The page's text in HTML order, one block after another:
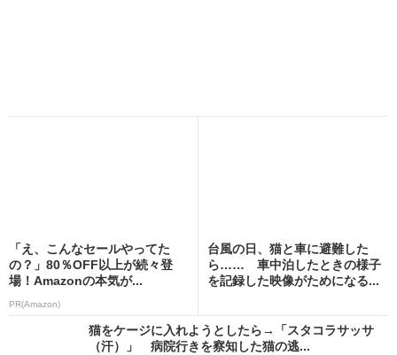
「え、こんなセールやってた
の？」80％OFF以上が続々登
場！Amazonの本気が...
PR(Amazon)
台風の日、猫と車に避難した
ら…… 車中泊したときの様子
を記録した映像がためになる...
猫をケージに入れようとしたら→「スタコラサッサ
（汗）」 病院行きを察知した猫の逃...